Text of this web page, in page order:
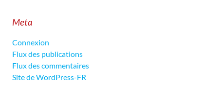
Meta
Connexion
Flux des publications
Flux des commentaires
Site de WordPress-FR